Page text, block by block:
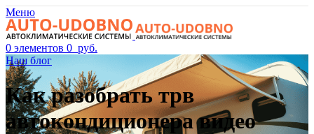
Меню
0 элементов 0 руб.
Наш блог
Как разобрать трв
автокондиционера видео